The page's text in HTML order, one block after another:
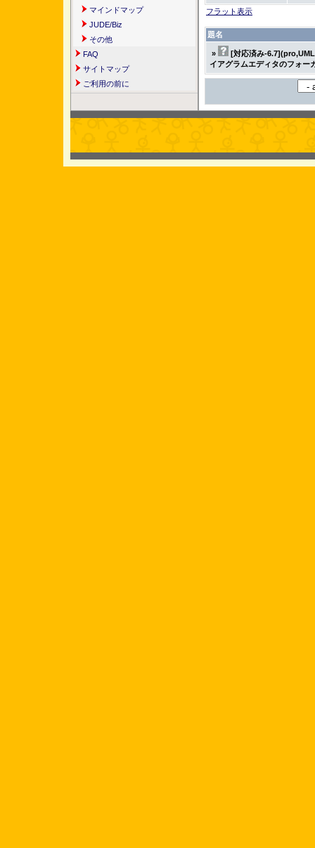
マインドマップ
JUDE/Biz
その他
FAQ
サイトマップ
ご利用の前に
フラット表示
題名
»
[対応済み-
イアグラムエディタのフォー